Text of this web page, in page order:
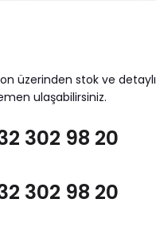
üzerinden stok ve detaylı
ulaşabilirsiniz.
302 98 20
302 98 20